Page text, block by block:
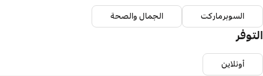
السوبرماركت الجمال والصحة
التوفر
أونلاين